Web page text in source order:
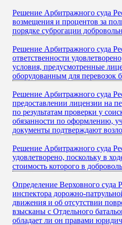
Решение Арбитражного суда
возмещения и процентов за
порядке суброгации
Решение Арбитражного суда
ответственности
условия, предусмотренные
оборудованным для перевозок
Решение Арбитражного суда
предоставлении лицензии на
по результатам проверки у
обязанности по оформлению,
документы подтверждают
Решение Арбитражного суда
удовлетворено, поскольку в
стоимость которого в
Определение Верховного суда
инспектора дорожно-
движения и об отсутствии
взысканы с Отдельного
обладает ли он правами